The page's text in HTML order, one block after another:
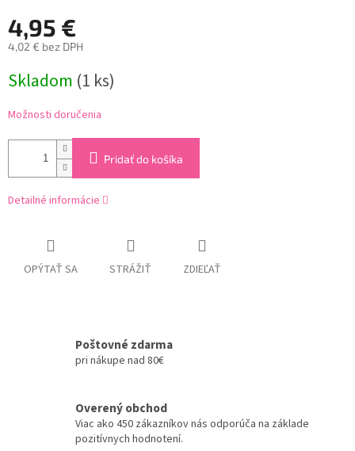
4,95 €
4,02 € bez DPH
cena:
Skladom (1 ks)
Možnosti doručenia
Pridať do košíka
Detailné informácie
OPÝTAŤ SA STRÁŽIŤ ZDIEĽAŤ
Poštovné zdarma
pri nákupe nad 80€
Overený obchod
Viac ako 450 zákazníkov nás odporúča na základe
pozitívnych hodnotení.